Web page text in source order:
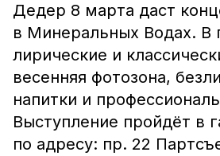
Дедер 8 марта даст
в Минеральных Водах. В
лирические и
весенняя фотозона,
напитки и
Выступление пройдёт в
по адресу: пр. 22